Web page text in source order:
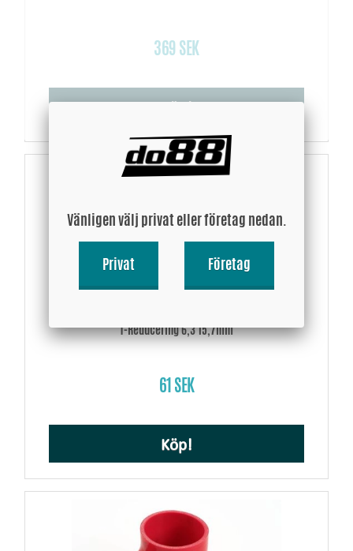
369 SEK
T-Reducering 6,3 15,7mm
61 SEK
Köp!
Vänligen välj privat eller företag nedan.
Privat Företag